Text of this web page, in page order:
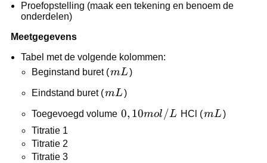
Proefopstelling (maak een tekening en benoem de
onderdelen)
Meetgegevens
Tabel met de volgende kolommen:
Beginstand buret (mL
mL)
Eindstand buret (mL
mL)
Toegevoegd volume 0,10
0, 10mol /L HCl (mL
mL)
Titratie 1
Titratie 2
Titratie 3